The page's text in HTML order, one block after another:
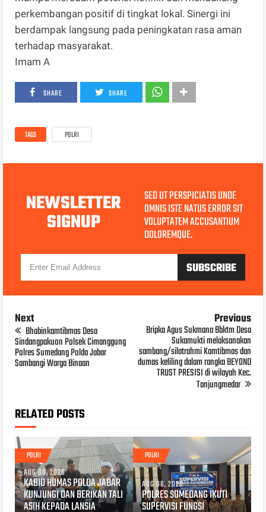
perkembangan positif di tingkat lokal. Sinergi ini
berdampak langsung pada peningkatan rasa aman
terhadap masyarakat.
Imam A
SHARE SHARE
TAGS POLRI
NEWSLETTER
SIGNUP
SED UT PERSPICIATIS UNDE
OMNIS ISTE NATUS ERROR SIT
VOLUPTATEM ACCUSANTIUM
DOLOREMQUE.
Next
Bhabinkamtibmas Desa
Sindangpakuon Polsek Cimanggung
Polres Sumedang Polda Jabar
Sambangi Warga Binaan
Previous
Bripka Agus Sukmana Bbktm Desa
Sukamukti melaksanakan
sambang/silatrahmi Kamtibmas dan
dumas keliling dalam rangka BEYOND
TRUST PRESISI di wilayah Kec.
Tanjungmedar
RELATED POSTS
POLRI
AUG 06, 2026
KABID HUMAS POLDA JABAR
KUNJUNGI DAN BERIKAN TALI
ASIH KEPADA LANSIA
POLRI
AUG 06, 2026
POLRES SUMEDANG IKUTI
SUPERVISI FUNGSI